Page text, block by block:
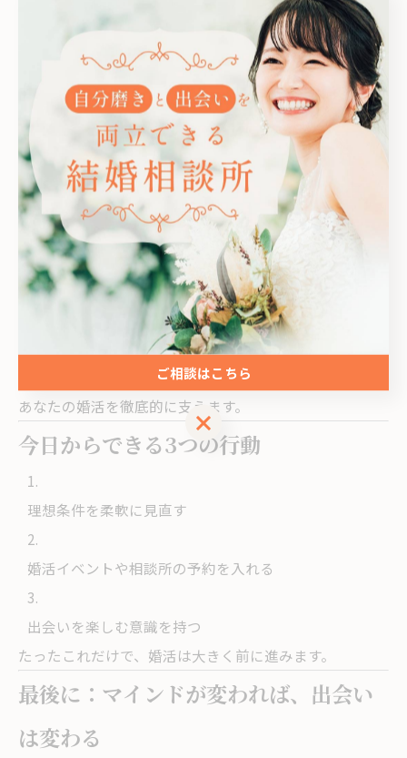
プロのサポートでマインドチェンジを
加速させる
自分だけではマインドを変えるのが難しい時は、プロに
頼りましょう。
REVERSAL結婚相談所川崎高津店では、
あなたの強みや魅力を引き出し
出会いの数と質を上げ
成婚までしっかりサポート
あなたの婚活を徹底的に支えます。
今日からできる3つの行動
理想条件を柔軟に見直す
婚活イベントや相談所の予約を入れる
出会いを楽しむ意識を持つ
たったこれだけで、婚活は大きく前に進みます。
最後に：マインドが変われば、出会い
は変わる
ご相談はこちら
ご相談はこちら